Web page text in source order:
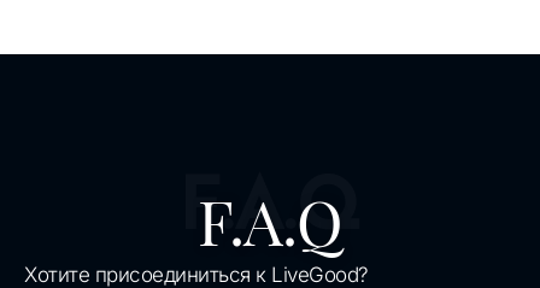
F.A.Q
F.A.Q
Хотите присоединиться к LiveGood?